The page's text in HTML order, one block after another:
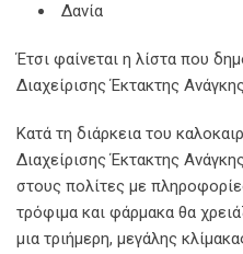
Δανία
Έτσι φαίνεται η λίστα που
Διαχείρισης Έκτακτης Ανάγκης
Κατά τη διάρκεια του
Διαχείρισης Έκτακτης
στους πολίτες με
τρόφιμα και φάρμακα θα
μια τριήμερη, μεγάλης